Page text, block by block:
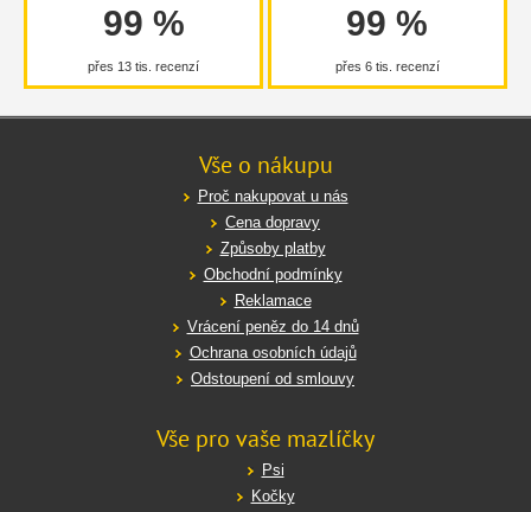
99 %
přes 13 tis. recenzí
99 %
přes 6 tis. recenzí
Vše o nákupu
Proč nakupovat u nás
Cena dopravy
Způsoby platby
Obchodní podmínky
Reklamace
Vrácení peněz do 14 dnů
Ochrana osobních údajů
Odstoupení od smlouvy
Vše pro vaše mazlíčky
Psi
Kočky